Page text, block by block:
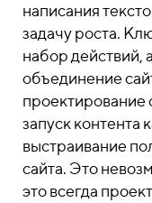
написания
задачу роста.
набор действий,
объединение
проектирование
запуск контента
выстраивание
сайта. Это
это всегда